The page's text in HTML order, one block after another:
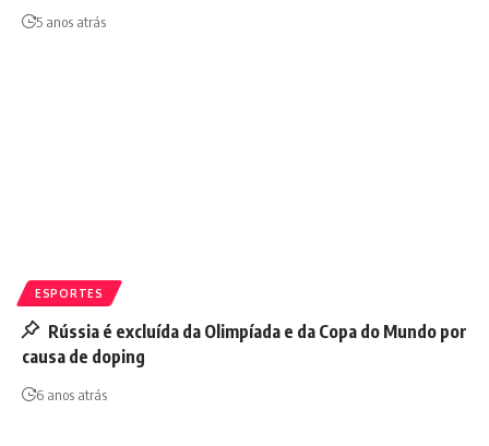
5 anos atrás
ESPORTES
Rússia é excluída da Olimpíada e da Copa do Mundo por
causa de doping
6 anos atrás